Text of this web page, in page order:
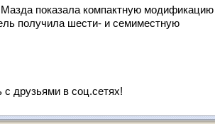
показала компактную модификацию
получила шести- и семиместную
друзьями в соц.сетях!